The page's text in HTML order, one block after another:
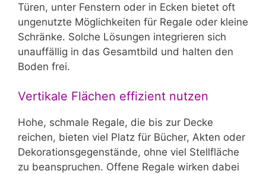
Türen, unter Fenstern oder in Ecken bietet oft
ungenutzte Möglichkeiten für Regale oder kleine
Schränke. Solche Lösungen integrieren sich
unauffällig in das Gesamtbild und halten den
Boden frei.
Vertikale Flächen effizient nutzen
Hohe, schmale Regale, die bis zur Decke
reichen, bieten viel Platz für Bücher, Akten oder
Dekorationsgegenstände, ohne viel Stellfläche
zu beanspruchen. Offene Regale wirken dabei